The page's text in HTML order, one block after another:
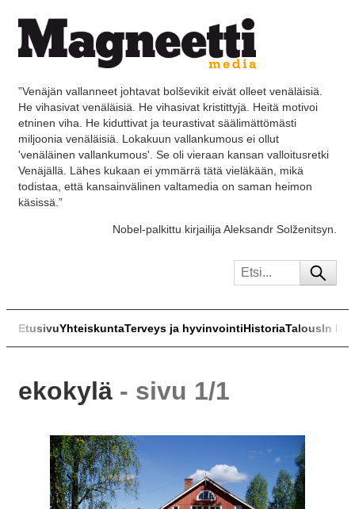
”Venäjän vallanneet johtavat bolševikit eivät olleet venäläisiä.
He vihasivat venäläisiä. He vihasivat kristittyjä. Heitä motivoi
etninen viha. He kiduttivat ja teurastivat säälimättömästi
miljoonia venäläisiä. Lokakuun vallankumous ei ollut
'venäläinen vallankumous'. Se oli vieraan kansan valloitusretki
Venäjällä. Lähes kukaan ei ymmärrä tätä vieläkään, mikä
todistaa, että kansainvälinen valtamedia on saman heimon
käsissä.”
Nobel-palkittu kirjailija Aleksandr Solženitsyn.
EtusivuYhteiskuntaTerveys ja hyvinvointiHistoriaTalousIn
ekokylä - sivu 1/1